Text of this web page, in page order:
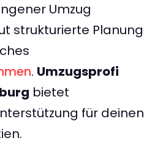
Umzug
strukturierte Planung
. Umzugsprofi
bietet
für deinen